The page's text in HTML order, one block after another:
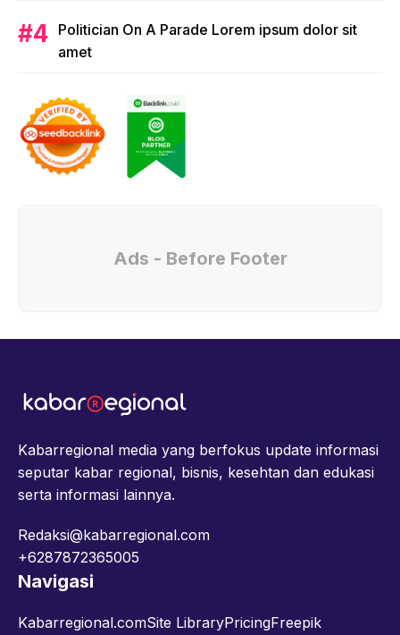
Politician On A Parade Lorem ipsum dolor sit
amet
Ads - Before Footer
Kabarregional media yang berfokus update informasi
seputar kabar regional, bisnis, kesehtan dan edukasi
serta informasi lainnya.
Redaksi@kabarregional.com
+6287872365005
Navigasi
Kabarregional.comSite LibraryPricingFreepik